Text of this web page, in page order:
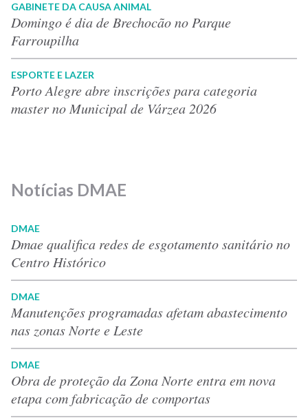
GABINETE DA CAUSA ANIMAL
Domingo é dia de Brechocão no Parque
Farroupilha
ESPORTE E LAZER
Porto Alegre abre inscrições para categoria
master no Municipal de Várzea 2026
Notícias DMAE
DMAE
Dmae qualifica redes de esgotamento sanitário no
Centro Histórico
DMAE
Manutenções programadas afetam abastecimento
nas zonas Norte e Leste
DMAE
Obra de proteção da Zona Norte entra em nova
etapa com fabricação de comportas